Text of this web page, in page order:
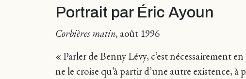
Portrait par Éric Ayoun
Corbières matin, août 1996
« Parler de Benny Lévy, c’est nécessairement
ne le croise qu’à partir d’une autre existence,